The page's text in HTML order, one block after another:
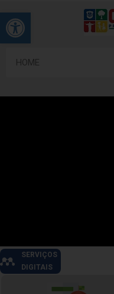
Barra de
SERVIÇOS
DIGITAIS